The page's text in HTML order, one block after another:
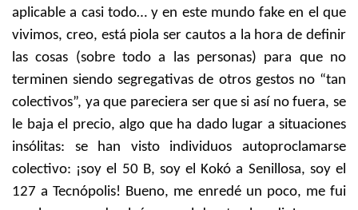
aplicable a casi todo… y en este mundo fake en el que
vivimos, creo, está piola ser cautos a la hora de definir
las cosas (sobre todo a las personas) para que no
terminen siendo segregativas de otros gestos no “tan
colectivos”, ya que pareciera ser que si así no fuera, se
le baja el precio, algo que ha dado lugar a situaciones
insólitas: se han visto individuos autoproclamarse
colectivo: ¡soy el 50 B, soy el Kokó a Senillosa, soy el
127 a Tecnópolis! Bueno, me enredé un poco, me fui